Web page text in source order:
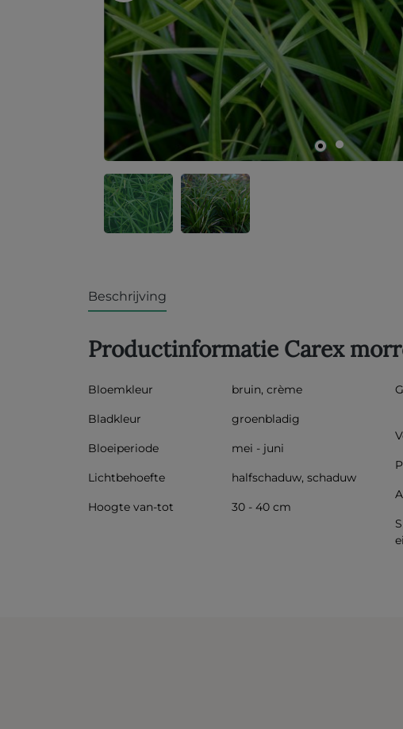
Beschrijving
Productinformatie Carex
Bloemkleur bruin, crème
Bladkleur groenbladig
Bloeiperiode mei - juni
Lichtbehoefte halfschaduw, schaduw
Hoogte van-tot 30 - 40 cm